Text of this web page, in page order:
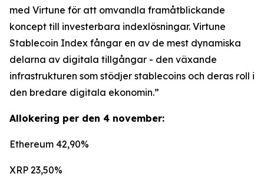
med Virtune för att omvandla framåtblickande
koncept till investerbara indexlösningar. Virtune
Stablecoin Index fångar en av de mest dynamiska
delarna av digitala tillgångar - den växande
infrastrukturen som stödjer stablecoins och deras roll i
den bredare digitala ekonomin.”
Allokering per den 4 november:
Ethereum 42,90%
XRP 23,50%